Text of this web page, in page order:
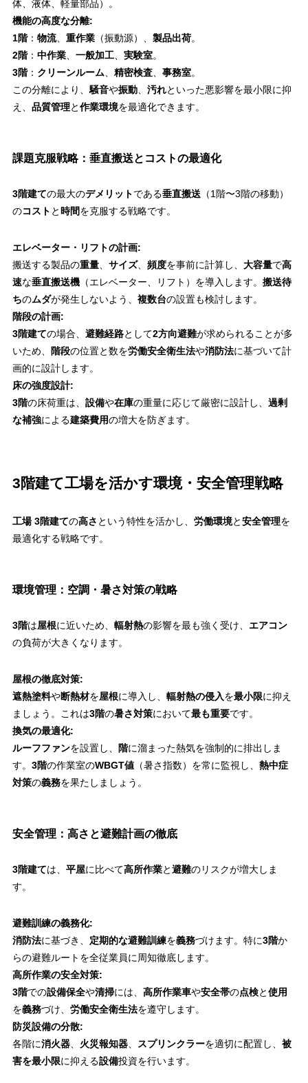
体、液体、軽量部品）。
機能の高度な分離:
1階： 物流、 重作業（振動源）、 製品出荷。
2階： 中作業、 一般加工、 実験室。
3階： クリーンルーム 精密検査、 事務室。
この分離により、 騒音や振動、 汚れといった悪影響を最小限に抑
え、 品質管理と作業環境を最適化できます。
課題克服戦略：垂直搬送とコストの最適化
3階建ての最大のデメリットである垂直搬送（1階〜3階の移動）
のコスト と 時間を克服する戦略です。
エレベーター・リフトの計画:
搬送する製品の重量、 サイズ、 頻度を事前に計算し、 大容量で高
速な垂直搬送機（エレベーター、リフト）を導入します。 搬送待
ちのムダが発生しないよう、 複数台の設置も検討します。
階段の計画:
3階建ての場合、 避難経路として2方向避難が求められることが多
いため、
階段の位置と数を労働安全衛生法や消防法に基づいて計
画的に設計します。
床の強度設計:
3階の床荷重は、 設備や在庫の重量に応じて厳密に設計し、 過剰
な補強による建築費用の増大を防ぎます。
3階建て工場を活かす環境・安全管理戦略
工場 3階建ての高さ という特性を活かし、 労働環境と安全管理を
最適化する戦略です。
環境管理：空調・暑さ対策の戦略
3階は屋根に近いため、 輻射熱の影響を最も強く受け、 エアコン
の負荷が大きくなります。
屋根の徹底対策:
遮熱塗料や断熱材を屋根に導入し、 輻射熱の侵入を最小限に抑え
ましょう。これは3階の暑さ対策において最も重要です。
換気の最適化:
ルーフファンを設置し、 階に溜まった熱気を強制的に排出しま
す。 3階の作業室のWBGT値（暑さ指数）を常に監視し、 熱中症
対策の義務を果たしましょう。
安全管理：高さと避難計画の徹底
3階建ては、 平屋に比べて高所作業と避難のリスクが増大しま
す。
避難訓練の義務化:
消防法に基づき、 定期的な避難訓練を義務づけます。特に3階か
らの避難ルートを全従業員に周知徹底します。
高所作業の安全対策:
3階での設備保全や清掃には、 高所作業車や安全帯の点検と使用
を義務づけ、 労働安全衛生法を遵守します。
防災設備の分散:
各階に消火器、 火災報知器、 スプリンクラーを適切に配置し、 被
害を最小限に抑える設備投資を行います。